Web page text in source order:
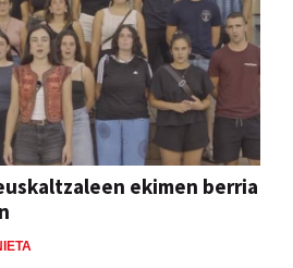
ekimen berria